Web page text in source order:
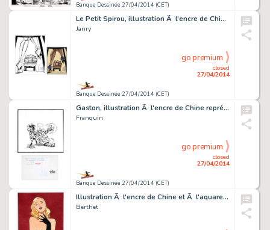
Banque Dessinée 27/04/2014 (CET)
Le Petit Spirou, illustration Ã l'encre de Chine …
Janry
Banque Dessinée 27/04/2014 (CET)
closed
27/04/2014
go premium
Gaston, illustration Ã l'encre de Chine représen…
Franquin
Banque Dessinée 27/04/2014 (CET)
closed
27/04/2014
go premium
Illustration Ã l'encre de Chine et Ã l'aquarelle…
Berthet